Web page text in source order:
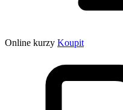
Online kurzy Koupit